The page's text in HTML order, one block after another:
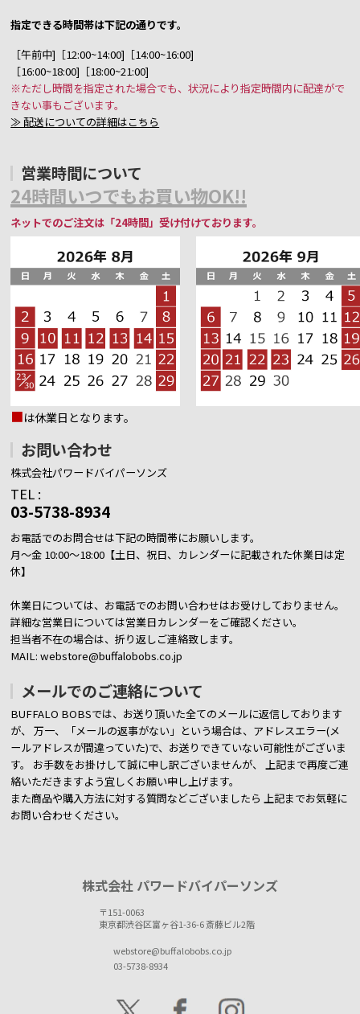
指定できる時間帯は下記の通りです。
［午前中]［12:00~14:00]［14:00~16:00]
［16:00~18:00]［18:00~21:00]
※ただし時間を指定された場合でも、状況により指定時間内に配達がで
きない事もございます。
≫ 配送についての詳細はこちら
営業時間について
24時間いつでもお買い物OK!!
ネットでのご注文は「24時間」受け付けております。
■は休業日となります。
お問い合わせ
株式会社パワードバイパーソンズ
TEL :
03-5738-8934
お電話でのお問合せは下記の時間帯にお願いします。
月～金 10:00～18:00【土日、祝日、カレンダーに記載された休業日は定
休】
休業日については、お電話でのお問い合わせはお受けしておりません。
詳細な営業日については営業日カレンダーをご確認ください。
担当者不在の場合は、折り返しご連絡致します。
MAIL: webstore@buffalobobs.co.jp
メールでのご連絡について
BUFFALO BOBSでは、お送り頂いた全てのメールに返信しております
が、 万一、「メールの返事がない」という場合は、アドレスエラー(メ
ールアドレスが間違っていた)で、お送りできていない可能性がございま
す。 お手数をお掛けして誠に申し訳ございませんが、 上記まで再度ご連
絡いただきますよう宜しくお願い申し上げます。
また商品や購入方法に対する質問などございましたら上記までお気軽に
お問い合わせください。
株式会社 パワードバイパーソンズ
〒151-0063
東京都渋谷区富ヶ谷1-36-6 斎藤ビル2階
webstore@buffalobobs.co.jp
03-5738-8934